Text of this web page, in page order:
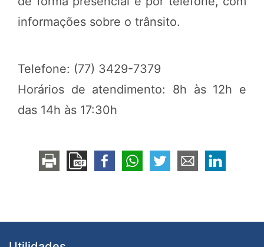
informações sobre o trânsito.
Telefone: (77) 3429-7379
Horários de atendimento: 8h às 12h e
das 14h às 17:30h